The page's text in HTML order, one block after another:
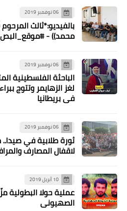
أخبار المخيمات
المخيمات الفلسطينية
ذكرى استشهاد عرفات
06 نوفمبر 2019
بالفيديو:*ثالث
محمد)) -
06 نوفمبر 2019
الباحثة الفلسطينية
في بريطانيا
06 نوفمبر 2019
ثورة طلابية في
لاقفال المصارف
10 أبريل 2019
عملية حولا البطولية
الصهيوني